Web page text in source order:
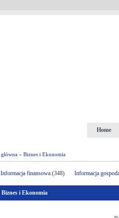
Home
» Biznes i Ekonomia
Informacja finansowa (348) Informacja
i Ekonomia